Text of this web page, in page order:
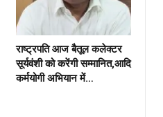
राष्ट्रपति आज बैतूल कलेक्टर
सूर्यवंशी को करेंगी सम्मानित,आदि
कर्मयोगी अभियान में…